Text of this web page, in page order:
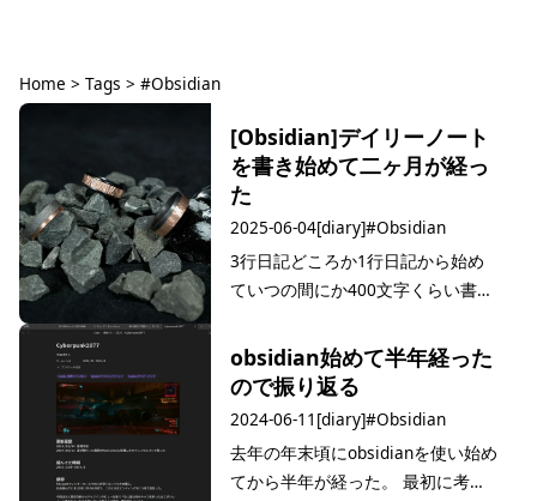
Home > Tags > #Obsidian
タグ: #Obsidian[Obsidian]デイリーノート
を書き始めて二ヶ月が経っ
た
2025-06-04[diary]#Obsidian
3行日記どころか1行日記から始め
ていつの間にか400文字くらい書く
(121月くらい)は例年以上に生活が
終わり散らかしていた。 寝付きは
悪いわ飯は疎らだわ酒の量増えるわ
家事の頻度超低いわで何をするにも
余計にやる…
obsidian始めて半年経った
ので振り返る
2024-06-11 [diary]#Obsidian
去年の年末頃にobsidianを使い始め
てから半年が経った。 最初に考え